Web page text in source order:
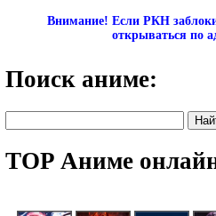
Внимание! Если РКН
открываться по
Поиск аниме:
TOP Аниме